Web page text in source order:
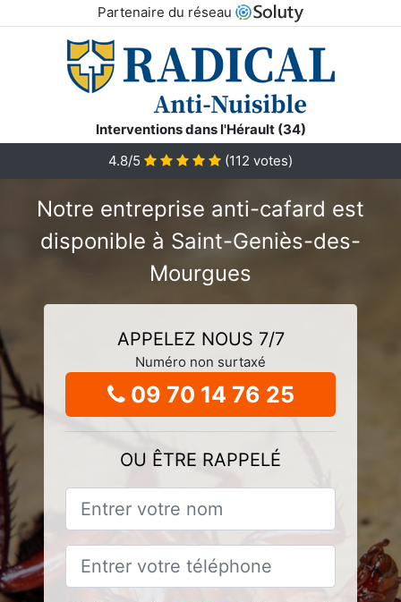
Partenaire du réseau
Interventions dans l'Hérault (34)
4.8/5
(112 votes)
Notre entreprise anti-cafard est
disponible à Saint-Geniès-des-
Mourgues
APPELEZ NOUS 7/7
Numéro non surtaxé
09 70 14 76 25
OU ÊTRE RAPPELÉ